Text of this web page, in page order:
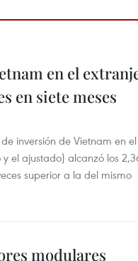
en el
en siete meses
inversión de Vietnam en el
el ajustado) alcanzó los
superior a la del mismo
modulares